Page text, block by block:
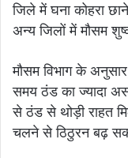
जिले में घना कोहरा
अन्य जिलों में मौसम
मौसम विभाग के
समय ठंड का ज्यादा
से ठंड से थोड़ी राहत
चलने से ठिठुरन बढ़